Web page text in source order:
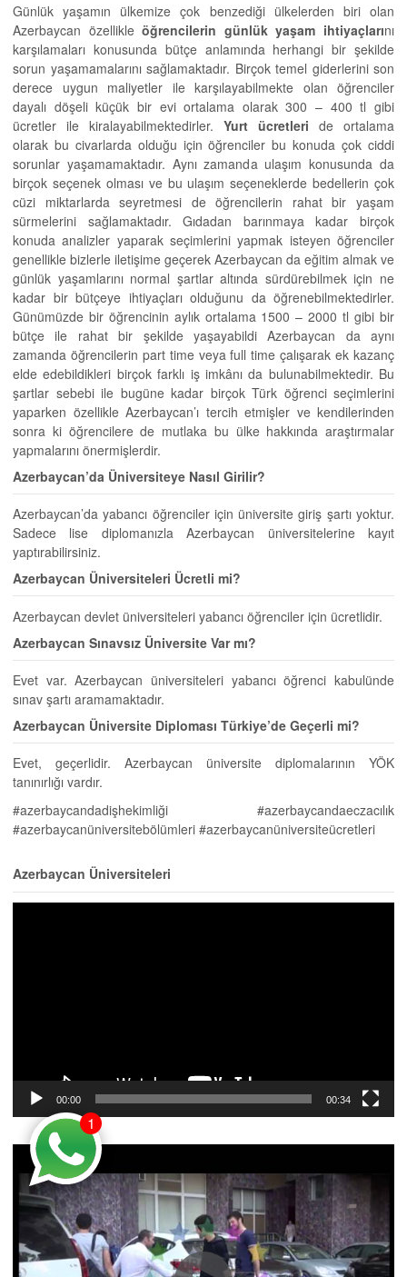
Günlük yaşamın ülkemize çok benzediği ülkelerden biri olan
Azerbaycan özellikle öğrencilerin günlük yaşam ihtiyaçlarını
karşılamaları konusunda bütçe anlamında herhangi bir şekilde
sorun yaşamamalarını sağlamaktadır. Birçok temel giderlerini son
derece uygun maliyetler ile karşılayabilmekte olan öğrenciler
dayalı döşeli küçük bir evi ortalama olarak 300 – 400 tl gibi
ücretler ile kiralayabilmektedirler. Yurt ücretleri de ortalama
olarak bu civarlarda olduğu için öğrenciler bu konuda çok ciddi
sorunlar yaşamamaktadır. Aynı zamanda ulaşım konusunda da
birçok seçenek olması ve bu ulaşım seçeneklerde bedellerin çok
cüzi miktarlarda seyretmesi de öğrencilerin rahat bir yaşam
sürmelerini sağlamaktadır. Gıdadan barınmaya kadar birçok
konuda analizler yaparak seçimlerini yapmak isteyen öğrenciler
genellikle bizlerle iletişime geçerek Azerbaycan da eğitim almak ve
günlük yaşamlarını normal şartlar altında sürdürebilmek için ne
kadar bir bütçeye ihtiyaçları olduğunu da öğrenebilmektedirler.
Günümüzde bir öğrencinin aylık ortalama 1500 – 2000 tl gibi bir
bütçe ile rahat bir şekilde yaşayabildi Azerbaycan da aynı
zamanda öğrencilerin part time veya full time çalışarak ek kazanç
elde edebildikleri birçok farklı iş imkânı da bulunabilmektedir. Bu
şartlar sebebi ile bugüne kadar birçok Türk öğrenci seçimlerini
yaparken özellikle Azerbaycan’ı tercih etmişler ve kendilerinden
sonra ki öğrencilere de mutlaka bu ülke hakkında araştırmalar
yapmalarını önermişlerdir.
Azerbaycan’da Üniversiteye Nasıl Girilir?
Azerbaycan’da yabancı öğrenciler için üniversite giriş şartı yoktur.
Sadece lise diplomanızla Azerbaycan üniversitelerine kayıt
yaptırabilirsiniz.
Azerbaycan Üniversiteleri Ücretli mi?
Azerbaycan devlet üniversiteleri yabancı öğrenciler için ücretlidir.
Azerbaycan Sınavsız Üniversite Var mı?
Evet var. Azerbaycan üniversiteleri yabancı öğrenci kabulünde
sınav şartı aramamaktadır.
Azerbaycan Üniversite Diploması Türkiye’de Geçerli mi?
Evet, geçerlidir. Azerbaycan üniversite diplomalarının YÖK
tanınırlığı vardır.
#azerbaycandadişhekimliği #azerbaycandaeczacılık
#azerbaycanüniversitebölümleri #azerbaycanüniversiteücretleri
Azerbaycan Üniversiteleri
00:00 00:34
1